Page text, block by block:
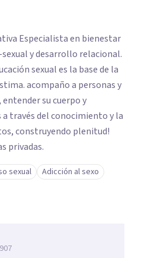
Especialista en bienestar
y desarrollo relacional.
sexual es la base de la
acompaño a personas y
su cuerpo y
través del conocimiento y la
construyendo plenitud!
privadas.
sexual
Adicción al sexo